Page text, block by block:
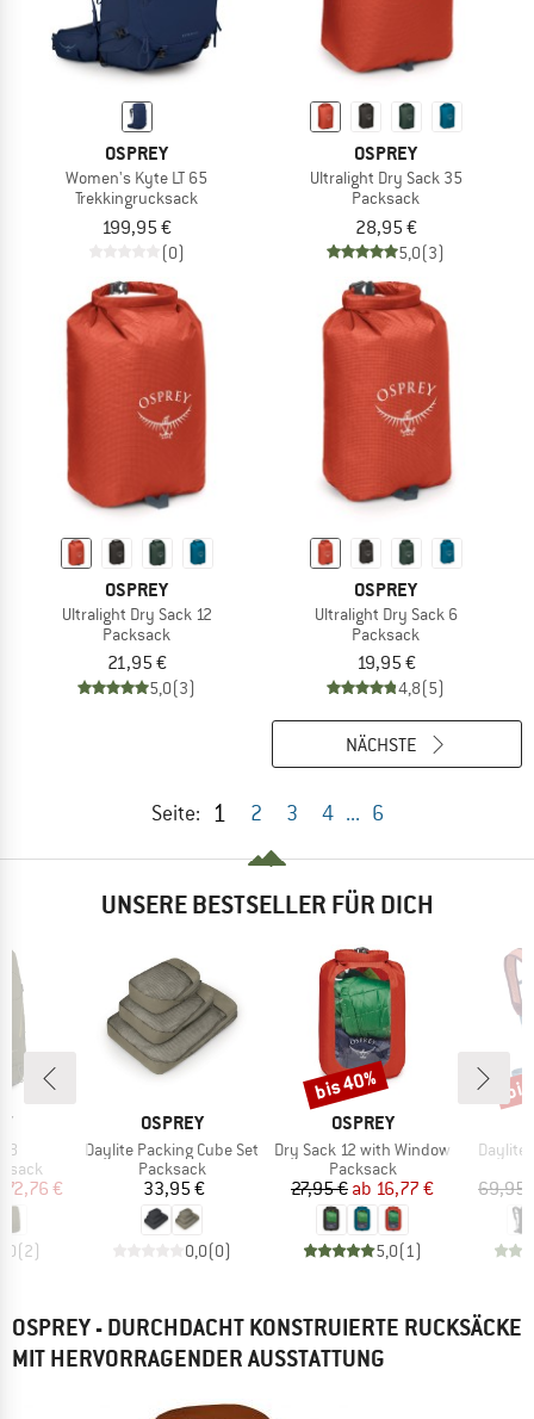
OSPREY
Women's Kyte LT 65
Trekkingrucksack
199,95 €
(0)
OSPREY
Ultralight Dry Sack 35
Packsack
28,95 €
5,0(3)
OSPREY
Ultralight Dry Sack 12
Packsack
21,95 €
5,0(3)
OSPREY
Ultralight Dry Sack 6
Packsack
19,95 €
4,8(5)
Seite: 1 2 3 4 ... 6
NÄCHSTE
UNSERE BESTSELLER FÜR DICH
Preis
€
(2)
MARKE
OSPREY
Artikel
Daylite Packing Cube Set
Produktgruppe
Packsack
Preis
33,95 €
0,0(0)
MARKE
OSPREY
Artikel
Dry Sack 12 with Window
Produktgruppe
Packsack
Preis
27,95 € reduzierter Preis
ab 16,77 €
5,0(1 )
Rabatt
bis 40%
Artikel
Daylite
69,95
OSPREY - DURCHDACHT KONSTRUIERTE RUCKSÄCKE
MIT HERVORRAGENDER AUSSTATTUNG